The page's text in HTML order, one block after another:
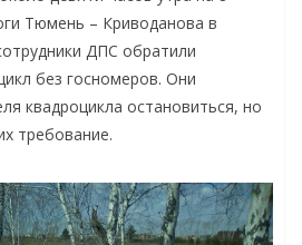
Тюмень – Криводанова в
ДПС обратили
без госномеров. Они
квадроцикла остановиться, но
требование.